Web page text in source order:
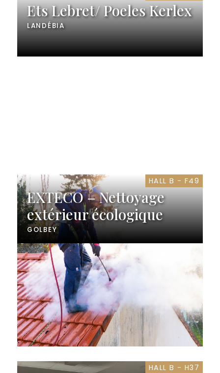
Ets Lebret/ Poeles Kerlex
LANDÉBIA
HALL B - F49
EXTECO – Nettoyage
extérieur écologique
GOLBEY
HALL B - H37